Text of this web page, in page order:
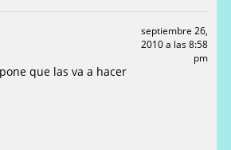
septiembre 26,
2010 a las 8:58
pm
que las va a hacer